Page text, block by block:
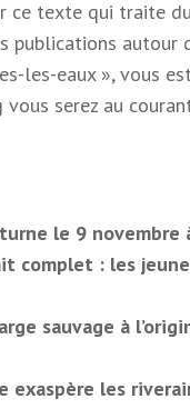
ce texte qui traite
autour
les-eaux », vous
serez au
le 9 novembre
complet : les
sauvage à
exaspère les